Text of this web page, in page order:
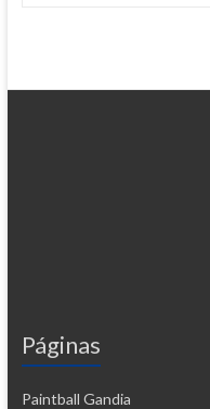
Páginas
Paintball Gandia